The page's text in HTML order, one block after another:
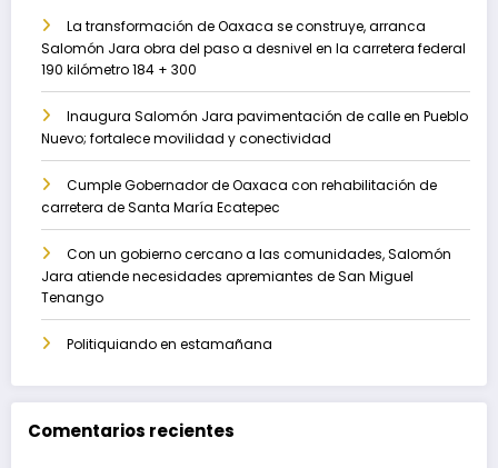
La transformación de Oaxaca se construye, arranca
Salomón Jara obra del paso a desnivel en la carretera federal
190 kilómetro 184 + 300
Inaugura Salomón Jara pavimentación de calle en Pueblo
Nuevo; fortalece movilidad y conectividad
Cumple Gobernador de Oaxaca con rehabilitación de
carretera de Santa María Ecatepec
Con un gobierno cercano a las comunidades, Salomón
Jara atiende necesidades apremiantes de San Miguel
Tenango
Politiquiando en estamañana
Comentarios recientes